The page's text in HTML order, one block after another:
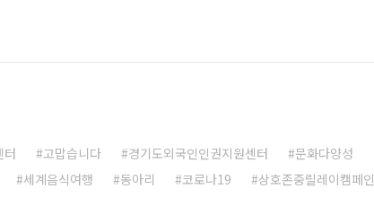
터 고맙습니다 경기도외국인인권지원센터
문화다양성
세계음식여행 동아리 코로나19
상호존중릴레이캠페인